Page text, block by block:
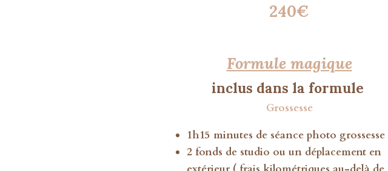
240€
Formule magique
inclus dans la formule
Grossesse
1h15 minutes de séance photo grossesse
2 fonds de studio ou un déplacement en